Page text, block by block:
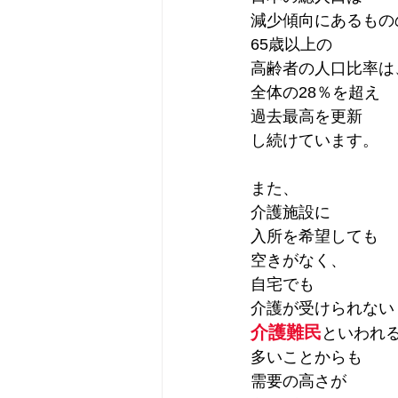
減少傾向にあるもの
65歳以上の
高齢者の人口比率は
全体の28％を超え
過去最高を更新
し続けています。
また、
介護施設に
入所を希望しても
空きがなく、
自宅でも
介護が受けられない
介護難民 といわれ
多いことからも
需要の高さが